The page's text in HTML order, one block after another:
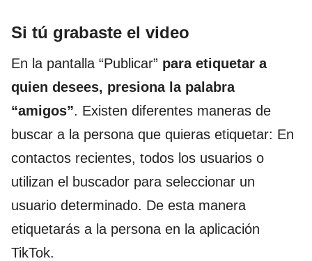
Si tú grabaste el video
En la pantalla “Publicar” para etiquetar a
quien desees, presiona la palabra
“amigos”. Existen diferentes maneras de
buscar a la persona que quieras etiquetar: En
contactos recientes, todos los usuarios o
utilizan el buscador para seleccionar un
usuario determinado. De esta manera
etiquetarás a la persona en la aplicación
TikTok.